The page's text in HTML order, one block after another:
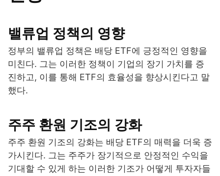
밸류업 정책의 영향
정부의 밸류업 정책은 배당 ETF에 긍정적인 영향을
미친다. 그는 이러한 정책이 기업의 장기 가치를 증
진하고, 이를 통해 ETF의 효율성을 향상시킨다고 말
했다.
주주 환원 기조의 강화
주주 환원 기조의 강화는 배당 ETF의 매력을 더욱 증
가시킨다. 그는 주주가 장기적으로 안정적인 수익을
기대할 수 있게 하는 이러한 기조가 어떻게 투자자들